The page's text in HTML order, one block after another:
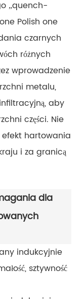
„quench-
Polish one
czarnych
różnych
wprowadzenie
metalu,
aby
części. Nie
hartowania
i za granicą
dla
indukcyjnie
sztywność